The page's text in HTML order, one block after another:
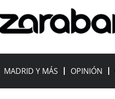
MADRID Y MÁS OPINIÓN